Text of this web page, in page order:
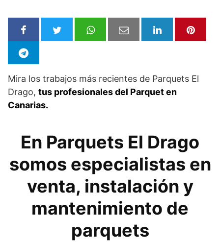
Mira los trabajos más recientes de Parquets El
Drago, tus profesionales del Parquet en
Canarias.
En Parquets El Drago
somos especialistas en
venta, instalación y
mantenimiento de
parquets